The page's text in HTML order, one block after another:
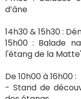
d’âne
14h30 & 15h30 :
15h00 : Balade
l'étang de la
De 10h00 à 16h00 :
- Stand de